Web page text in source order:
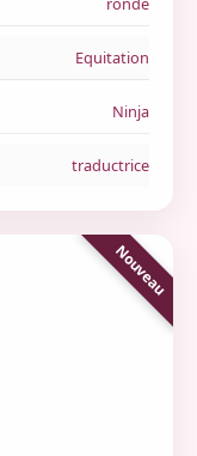
Equitation
Ninja
traductrice